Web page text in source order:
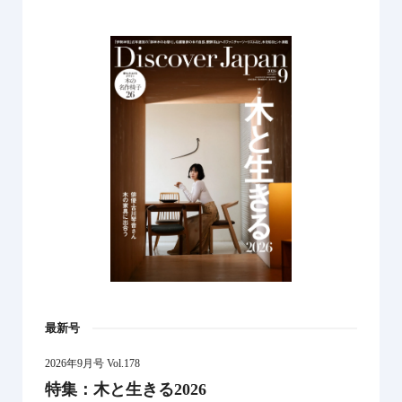
最新号
2026年9月号 Vol.178
特集：木と生きる2026